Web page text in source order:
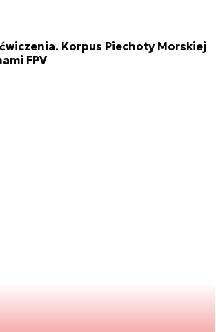
Korpus Piechoty Morskiej
FPV